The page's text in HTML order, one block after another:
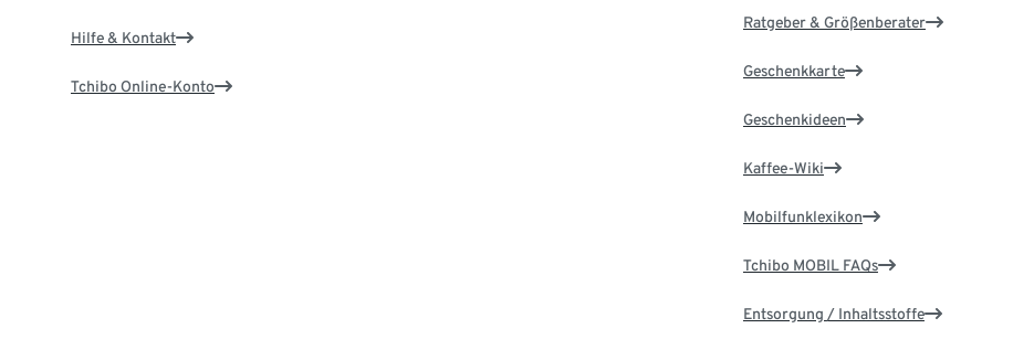
Hilfe & Kontakt
Tchibo Online-Konto
Ratgeber & Größenberater
Geschenkkarte
Geschenkideen
Kaffee-Wiki
Mobilfunklexikon
Tchibo MOBIL FAQs
Entsorgung / Inhaltsstoffe